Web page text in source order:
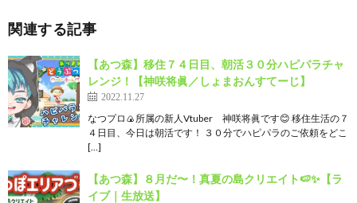
関連する記事
【あつ森】移住７４日目、朝活３０分ハピパラチャ
レンジ！【神咲将眞／しょまおんすてーじ】
2022.11.27
なつプロ🍙所属の新人Vtuber 神咲将眞です😊 移住生活の７
４日目、今日は朝活です！ ３０分でハピパラのご依頼をどこ
[…]
【あつ森】８月だ〜！真夏の島クリエイト🍉✨【ラ
イブ｜生放送】